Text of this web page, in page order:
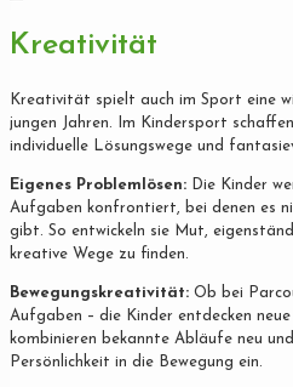
Kreativität
Kreativität spielt auch im Sport eine
jungen Jahren. Im Kindersport
individuelle Lösungswege und
Eigenes Problemlösen: Die Kinder
Aufgaben konfrontiert, bei denen es
gibt. So entwickeln sie Mut,
kreative Wege zu finden.
Bewegungskreativität: Ob bei
Aufgaben – die Kinder entdecken
kombinieren bekannte Abläufe neu
Persönlichkeit in die Bewegung ein.